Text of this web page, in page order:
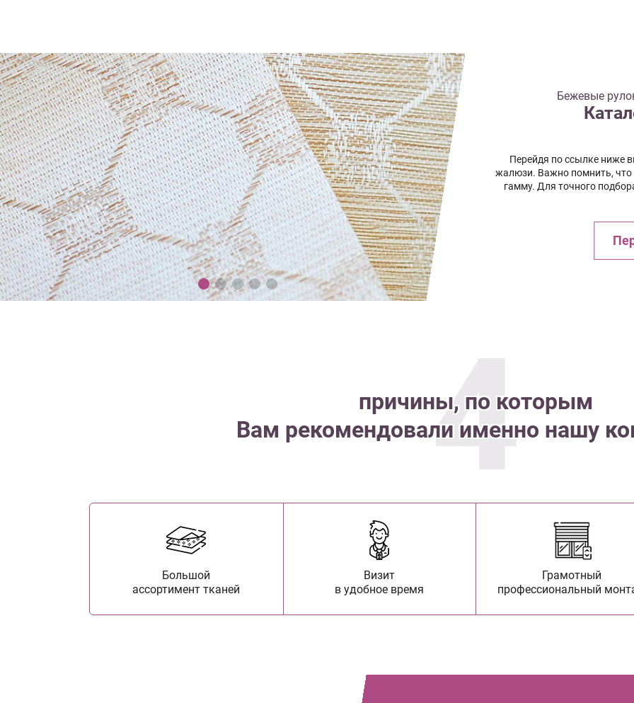
Бежевые
Перейдя по ссылке ниже
жалюзи. Важно помнить, что
гамму. Для точного
4
причины, по которым
Вам рекомендовали именно нашу
Большой
ассортимент тканей
Визит
в удобное время
Грамотный
профессиональный